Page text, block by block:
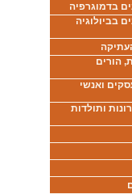
בדמוגרפיה
בביולוגיה
הורים
ואנשי
ותולדות